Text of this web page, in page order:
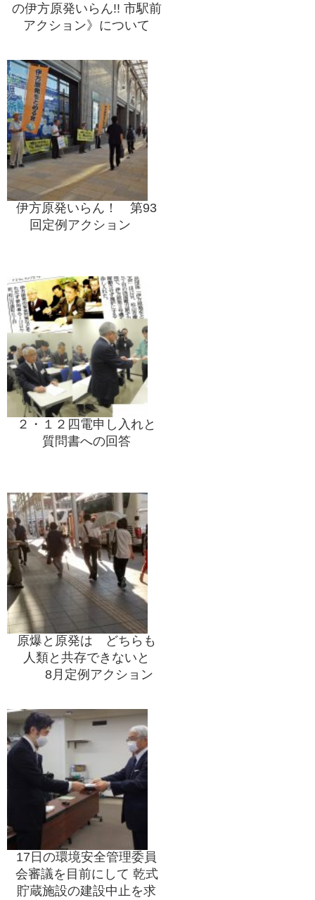
の伊方原発いらん!! 市駅前
アクション》について
伊方原発いらん！ 第93
回定例アクション
２・１２四電申し入れと
質問書への回答
原爆と原発は どちらも
人類と共存できないと
8月定例アクション
17日の環境安全管理委員
会審議を目前にして 乾式
貯蔵施設の建設中止を求